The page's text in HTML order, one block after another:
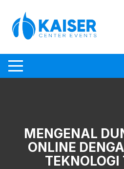
MENGENAL
ONLINE
TEKNOLOGI